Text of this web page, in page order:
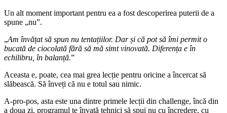
Un alt moment important pentru ea a fost descoperirea puterii de a
spune „nu”.
„Am învățat să spun nu tentațiilor. Dar și că pot să îmi permit o
bucată de ciocolată fără să mă simt vinovată. Diferența e în
echilibru, în balanță.”
Aceasta e, poate, cea mai grea lecție pentru oricine a încercat să
slăbească. Să înveți că nu e totul sau nimic.
A-pro-pos, asta este una dintre primele lecții din challenge, încă din
a doua zi, programul te învață tehnici să spui nu cu încredere, cu